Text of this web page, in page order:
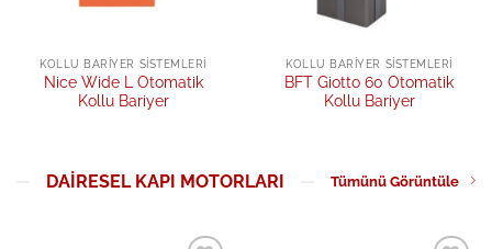
KOLLU BARIYER SISTEMLERI
Nice Wide L Otomatik
Kollu Bariyer
KOLLU BARIYER SISTEMLERI
BFT Giotto 60 Otomatik
Kollu Bariyer
DAIRESEL KAPI MOTORLARI Tümünü Görüntüle